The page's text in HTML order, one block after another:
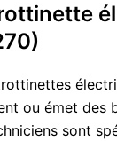
ou émet des
sont